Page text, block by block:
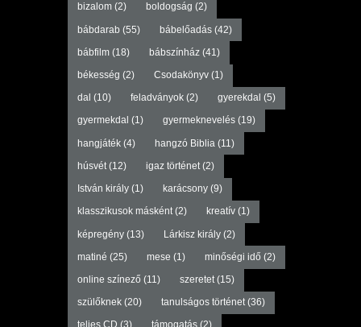
bizalom(2) boldogság (2)
bábdarab (55) bábelőadás(42)
bábfilm(18) bábszínház(41)
békesség (2) Csodakönyv(1)
dal (10) feladványok(2) gyerekdal (5)
gyermekdal (1) gyermeknevelés(19)
hangjáték(4) hangzó Biblia (11)
húsvét(12) igaz történet(2)
István király(1) karácsony(9)
klasszikusok másként(2) kreatív(1)
képregény(13) Lárkisz király(2)
matiné (25) mese (1) minőségi idő (2)
online színező (11) szeretet(15)
szülőknek(20) tanulságos történet(36)